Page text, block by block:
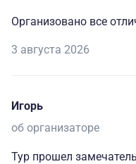
Организовано все
3 августа 2026
Игорь
об организаторе
Тур прошел